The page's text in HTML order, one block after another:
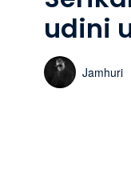
udini
Jamhuri